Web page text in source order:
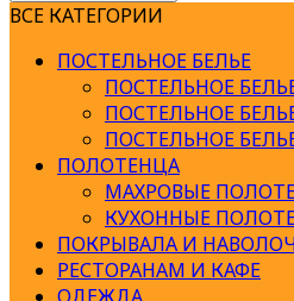
ВСЕ КАТЕГОРИИ
ПОСТЕЛЬНОЕ БЕЛЬЕ
ПОСТЕЛЬНОЕ
ПОСТЕЛЬНОЕ
ПОСТЕЛЬНОЕ
ПОЛОТЕНЦА
МАХРОВЫЕ
КУХОННЫЕ
ПОКРЫВАЛА И
РЕСТОРАНАМ И КАФЕ